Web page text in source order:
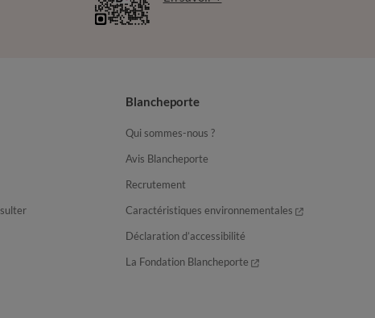
Blancheporte
Qui sommes-nous ?
Avis Blancheporte
Recrutement
Caractéristiques environnementales
Déclaration d’accessibilité
La Fondation Blancheporte